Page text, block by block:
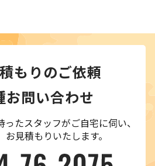
もりのご依頼
お問い合わせ
たスタッフがご自宅に伺い、
見積もりいたします。